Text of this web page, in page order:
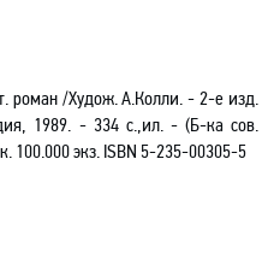
роман /Худож. А.Колли. - 2-е изд.
1989. - 334 с.,ил. - (Б-ка сов.
100.000 экз. ISBN 5-235-00305-5